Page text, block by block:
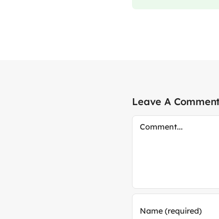
Leave A
Comment